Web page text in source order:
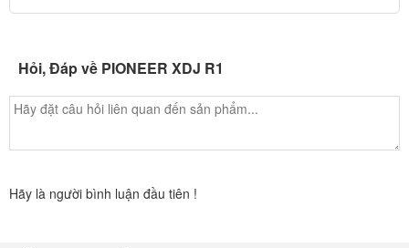
Hỏi, Đáp về PIONEER XDJ R1
Hãy là người bình luận đầu tiên !